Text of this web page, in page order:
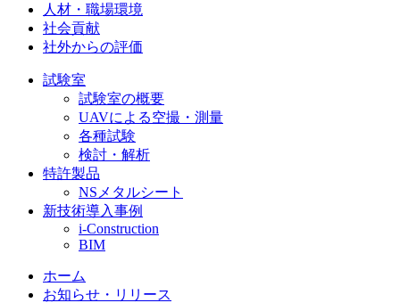
人材・職場環境
社会貢献
社外からの評価
試験室
試験室の概要
UAVによる空撮・測量
各種試験
検討・解析
特許製品
NSメタルシート
新技術導入事例
i-Construction
BIM
ホーム
お知らせ・リリース